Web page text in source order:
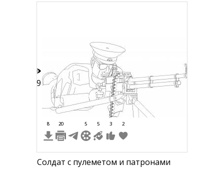
69
8 20 5 5 3 2
Солдат с пулеметом и патронами